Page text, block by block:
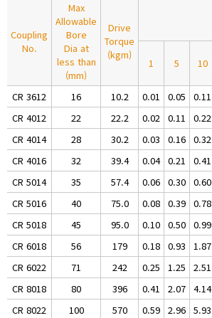
Coupling
No.
Max
Allowable
Bore
Dia at
less than
(mm)
Drive
Torque
(kgm)
1 5 10
CR 3612 16 10.2 0.01 0.05 0.11
CR 4012
22 22.2 0.02 0.11 0.22
CR 4014
28 30.2 0.03 0.16 0.32
CR 4016
32 39.4 0.04 0.21 0.41
CR 5014
35 57.4 0.06 0.30 0.60
CR 5016
40 75.0 0.08 0.39 0.78
CR 5018
45 95.0 0.10 0.50 0.99
CR 6018
56 179 0.18 0.93 1.87
CR 6022
71 242 0.25 1.25 2.51
CR 8018
80 396 0.41 2.07 4.14
CR 8022
100 570 0.59 2.96 5.93